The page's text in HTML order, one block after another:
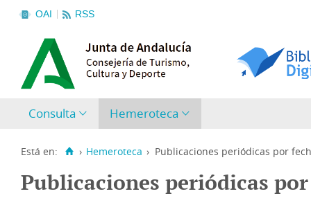
OAI RSS
Consulta Hemeroteca
Está en: › Hemeroteca › Publicaciones periódicas por
Publicaciones periódicas